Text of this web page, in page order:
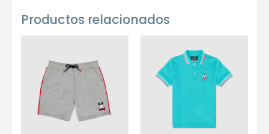
Productos relacionados